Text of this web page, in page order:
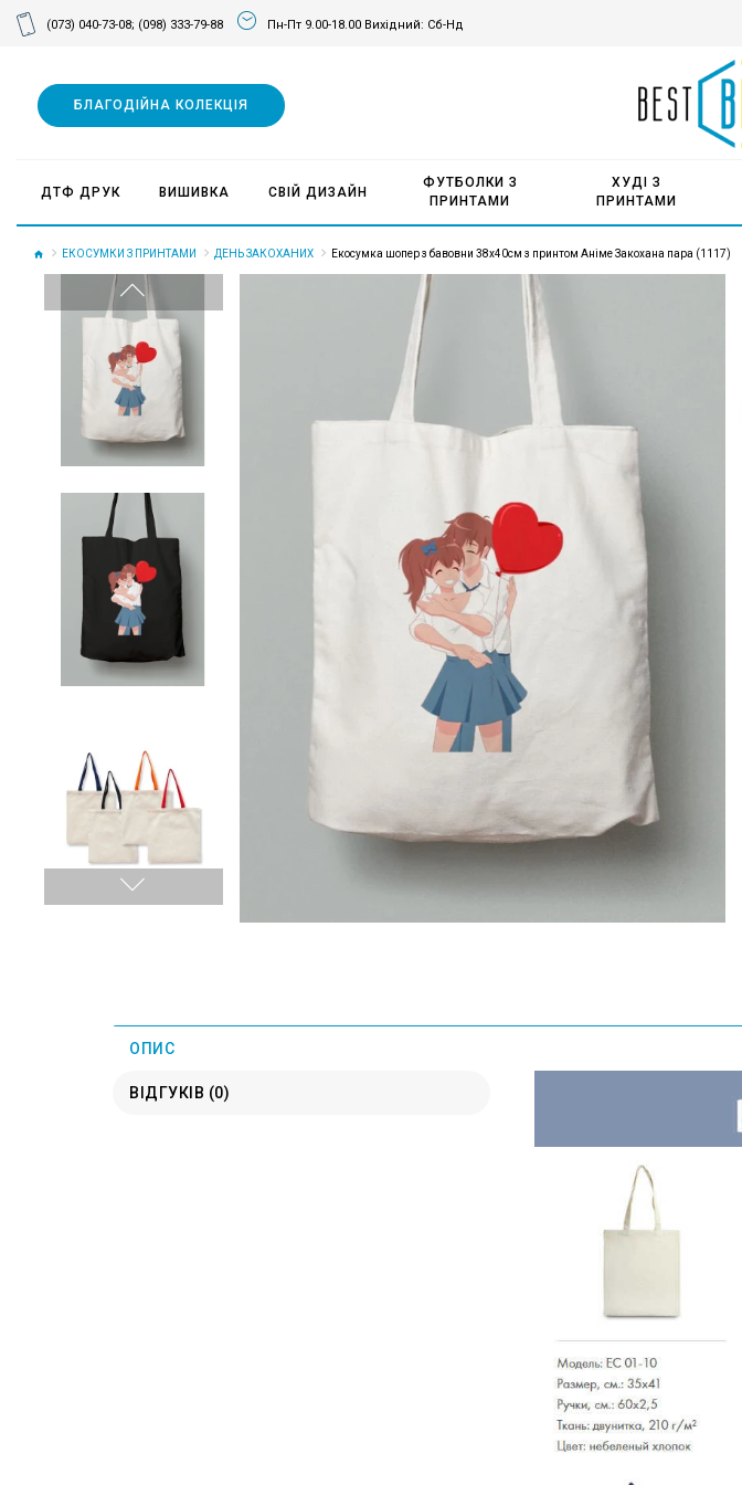
(073) 040-73-08; (098) 333-79-88 Пн-Пт 9.00-18.00 Вихідний: Сб-Нд
БЛАГОДІЙНА КОЛЕКЦІЯ
ДТФ ДРУК ВИШИВКА СВІЙ ДИЗАЙН
ФУТБОЛКИ З
ПРИНТАМИ
ХУДІ З
ПРИНТАМИ
ЕКОСУМКИ З ПРИНТАМИ ДЕНЬ ЗАКОХАНИХ Екосумка шопер з бавовни 38х40см з принтом Аніме Закохана пара (1117)
ОПИС
ВІДГУКІВ (0)